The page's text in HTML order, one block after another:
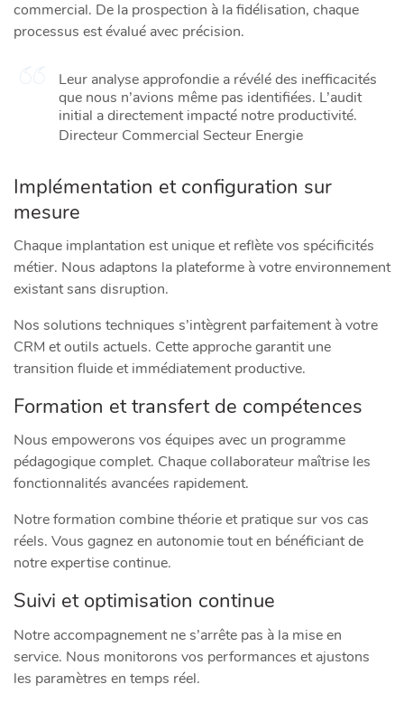
commercial. De la prospection à la fidélisation, chaque
processus est évalué avec précision.
Leur analyse approfondie a révélé des inefficacités
que nous n’avions même pas identifiées. L’audit
initial a directement impacté notre productivité.
Directeur Commercial Secteur Energie
Implémentation et configuration sur
mesure
Chaque implantation est unique et reflète vos spécificités
métier. Nous adaptons la plateforme à votre environnement
existant sans disruption.
Nos solutions techniques s’intègrent parfaitement à votre
CRM et outils actuels. Cette approche garantit une
transition fluide et immédiatement productive.
Formation et transfert de compétences
Nous empowerons vos équipes avec un programme
pédagogique complet. Chaque collaborateur maîtrise les
fonctionnalités avancées rapidement.
Notre formation combine théorie et pratique sur vos cas
réels. Vous gagnez en autonomie tout en bénéficiant de
notre expertise continue.
Suivi et optimisation continue
Notre accompagnement ne s’arrête pas à la mise en
service. Nous monitorons vos performances et ajustons
les paramètres en temps réel.